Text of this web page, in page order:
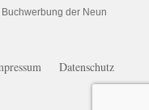
der Neun
Datenschutz